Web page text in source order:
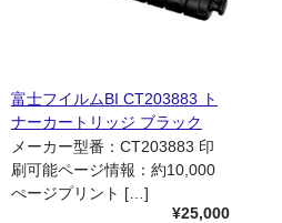
富士フイルムBI CT203883 ト
ナーカートリッジ ブラック
（K） 国内純正品
メーカー型番：CT203883 印
刷可能ページ情報：約10,000
ぺージプリント […]
¥25,000